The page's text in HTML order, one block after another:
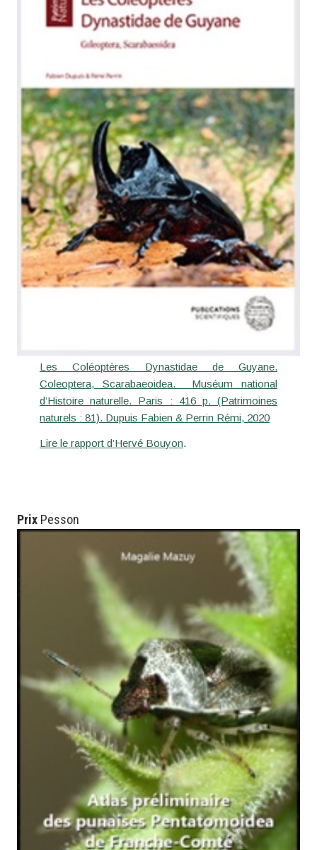
Les Coléoptères Dynastidae de Guyane.
Coleoptera, Scarabaeoidea. Muséum national
d’Histoire naturelle. Paris : 416 p. (Patrimoines
naturels : 81). Dupuis Fabien & Perrin Rémi, 2020
Lire le rapport d’Hervé Bouyon.
Prix Pesson